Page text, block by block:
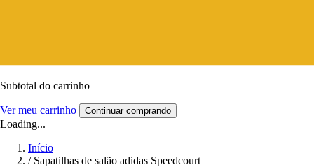
Subtotal do carrinho
Ver meu carrinho Continuar comprando
Loading...
Início
/ Sapatilhas de salão adidas Speedcourt